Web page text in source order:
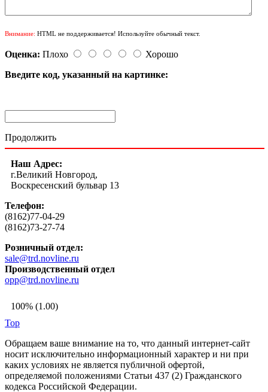
Внимание: HTML не поддерживается! Используйте обычный текст.
Оценка: Плохо
Хорошо
Введите код, указанный на картинке:
Продолжить
Наш Адрес:
г.Великий Новгород,
Воскресенский бульвар 13
Телефон:
(8162)77-04-29
(8162)73-27-74
Розничный отдел:
sale@trd.novline.ru
Производственный отдел
opp@trd.novline.ru
100% (1.00)
Top
Обращаем ваше внимание на то, что данный интернет-сайт
носит исключительно информационный характер и ни при
каких условиях не является публичной офертой,
определяемой положениями Статьи 437 (2) Гражданского
кодекса Российской Федерации.